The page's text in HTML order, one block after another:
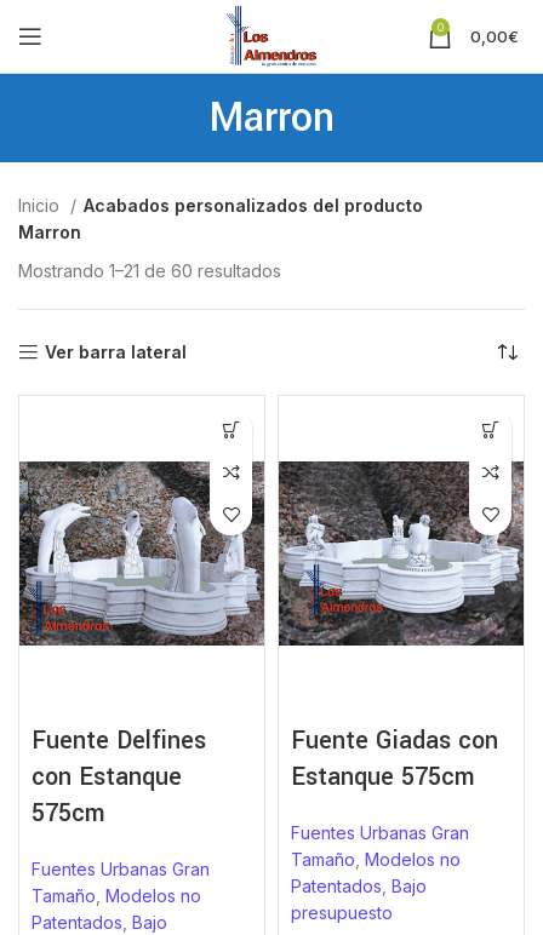
0 0,00€
Marron
Inicio
Acabados personalizados del producto
Marron
Mostrando 1–21 de 60 resultados
Ver barra lateral
Fuente Delfines
con Estanque
575cm
Fuentes Urbanas Gran
Tamaño Modelos no
Patentados Bajo
Fuente Giadas con
Estanque 575cm
Fuentes Urbanas Gran
Tamaño Modelos no
Patentados Bajo
presupuesto